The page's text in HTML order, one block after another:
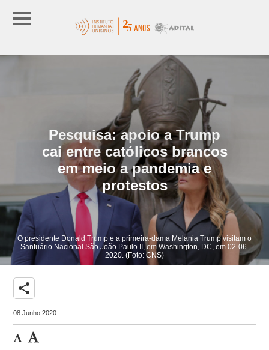
Pesquisa: apoio a Trump
cai entre católicos brancos
em meio a pandemia e
protestos
O presidente Donald Trump e a primeira-dama Melania Trump visitam o
Santuário Nacional São João Paulo II, em Washington, DC, em 02-06-
2020. (Foto: CNS)
share
08 Junho 2020